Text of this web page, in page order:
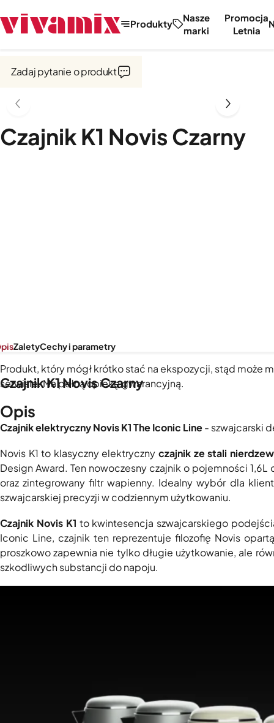
Produkty
Nasze
marki
Promocja
Letnia
Czajnik K1 Novis Czarny
Zadaj pytanie o produkt
Czajnik K1 Novis Czarny
ZaletyCechy i parametry
Produkt, który mógł krótko stać na ekspozycji, stąd może
serwisie. Ma pełną opiekę gwarancyjną.
Opis
Czajnik elektryczny Novis K1 The Iconic Line- szwajcarski
Novis K1 to klasyczny elektryczny czajnik ze stali
Design Award. Ten nowoczesny czajnik o pojemności
oraz zintegrowany filtr wapienny. Idealny wybór dla
szwajcarskiej precyzji w codziennym użytkowaniu.
Czajnik Novis K1 to kwintesencja szwajcarskiego
Iconic Line, czajnik ten reprezentuje filozofię Novis
proszkowo zapewnia nie tylko długie użytkowanie, ale
szkodliwych substancji do napoju.